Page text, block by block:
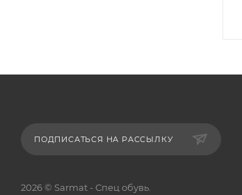
ПОДПИСАТЬСЯ НА РАССЫЛКУ
2026 © Sarmat - Спец обувь.